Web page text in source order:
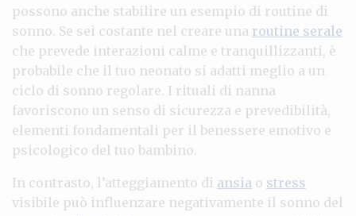
possono anche stabilire un esempio di routine di
sonno. Se sei costante nel creare una routine serale
che prevede interazioni calme e tranquillizzanti, è
probabile che il tuo neonato si adatti meglio a un
ciclo di sonno regolare. I rituali di nanna
favoriscono un senso di sicurezza e prevedibilità,
elementi fondamentali per il benessere emotivo e
psicologico del tuo bambino.
In contrasto, l’atteggiamento di ansia o stress
visibile può influenzare negativamente il sonno del